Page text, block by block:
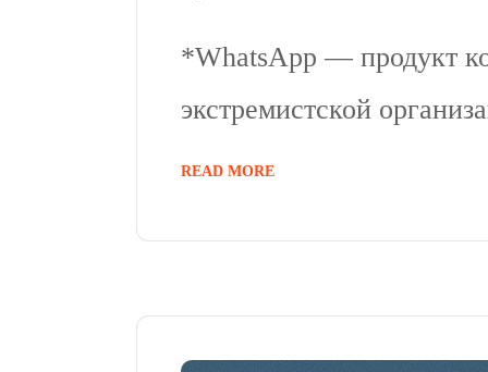
*WhatsApp — продукт
экстремистской
READ MORE